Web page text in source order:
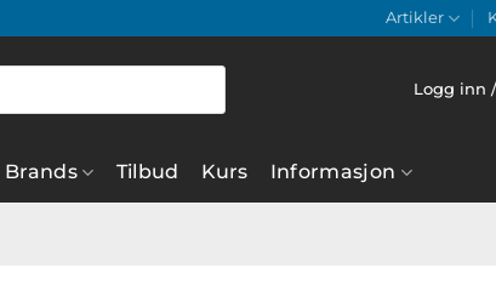
Artikler
Logg inn
Brands Tilbud Kurs Informasjon